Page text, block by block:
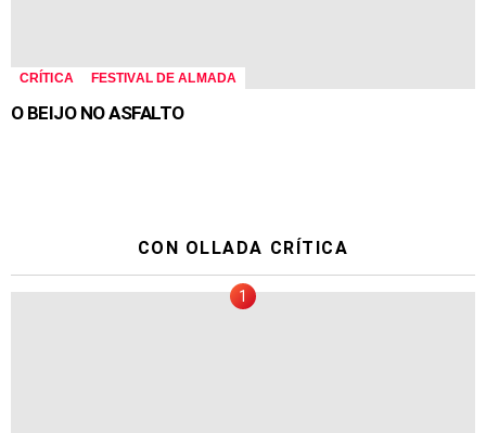
CRÍTICA FESTIVAL DE ALMADA
O BEIJO NO ASFALTO
CON OLLADA CRÍTICA